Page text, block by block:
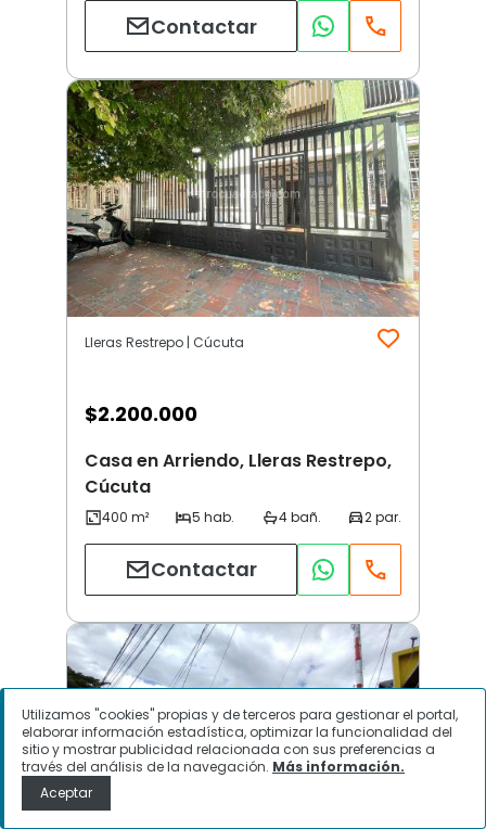
Contactar
Lleras Restrepo | Cúcuta
$2.200.000
Casa en Arriendo, Lleras Restrepo,
Cúcuta
Contactar
Utilizamos "cookies" propias y de terceros para gestionar el portal,
elaborar información estadística, optimizar la funcionalidad del
sitio y mostrar publicidad relacionada con sus preferencias a
través del análisis de la navegación. Más información.
Aceptar